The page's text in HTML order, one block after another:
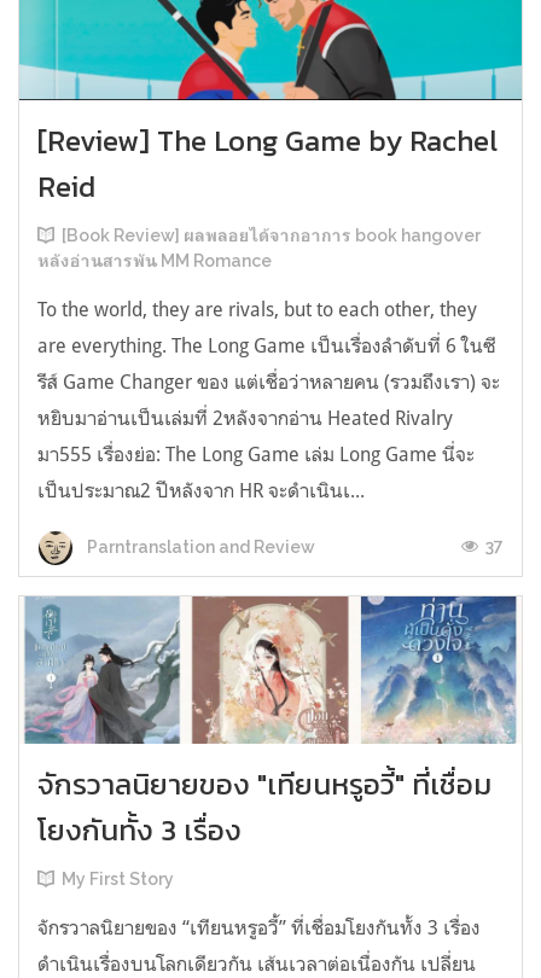
[Review] The Long Game by Rachel
Reid
[Book Review] ผลพลอยได้จากอาการ book hangover
หลังอ่านสารพัน MM Romance
To the world, they are rivals, but to each other, they
are everything. The Long Game เป็นเรื่องลำดับที่ 6 ในซี
รีส์ Game Changer ของ แต่เชื่อว่าหลายคน (รวมถึงเรา) จะ
หยิบมาอ่านเป็นเล่มที่ 2หลังจากอ่าน Heated Rivalry
มา555 เรื่องย่อ: The Long Game เล่ม Long Game นี่จะ
เป็นประมาณ2 ปีหลังจาก HR จะดำเนินเ...
Parntranslation and Review 37
จักรวาลนิยายของ "เทียนหรูอวี้" ที่เชื่อม
โยงกันทั้ง 3 เรื่อง
My First Story
จักรวาลนิยายของ “เทียนหรูอวี้” ที่เชื่อมโยงกันทั้ง 3 เรื่อง
ดำเนินเรื่องบนโลกเดียวกัน เส้นเวลาต่อเนื่องกัน เปลี่ยน